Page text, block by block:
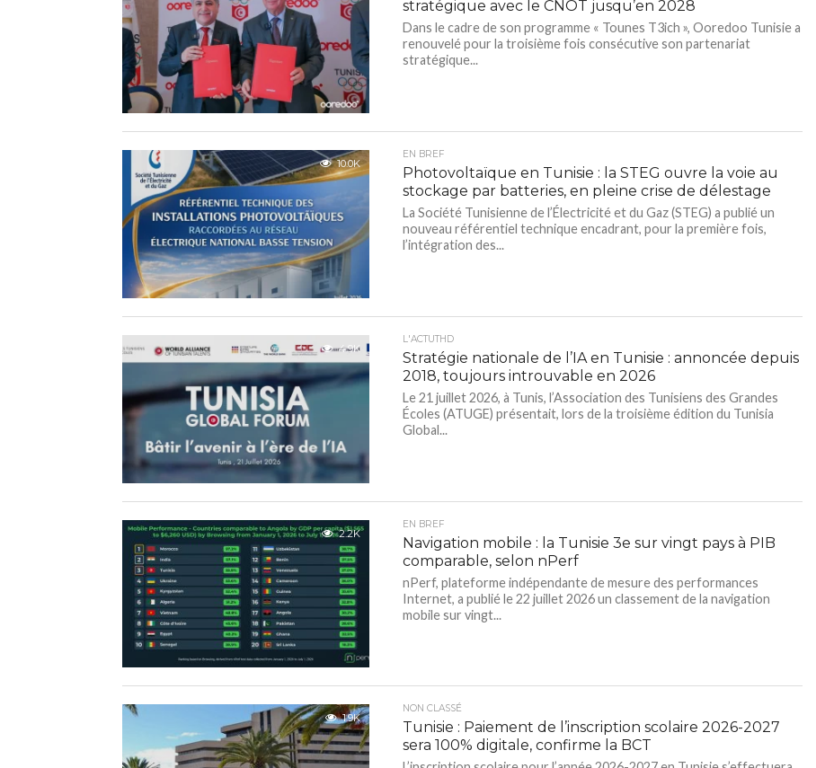
stratégique avec le CNOT jusqu’en 2028
Dans le cadre de son programme « Tounes T3ich », Ooredoo Tunisie a
renouvelé pour la troisième fois consécutive son partenariat
stratégique...
10.0K
EN BREF
Photovoltaïque en Tunisie : la STEG ouvre la voie au
stockage par batteries, en pleine crise de délestage
La Société Tunisienne de l’Électricité et du Gaz (STEG) a publié un
nouveau référentiel technique encadrant, pour la première fois,
l’intégration des...
4.9K
L'ACTUTHD
Stratégie nationale de l’IA en Tunisie : annoncée depuis
2018, toujours introuvable en 2026
Le 21 juillet 2026, à Tunis, l’Association des Tunisiens des Grandes
Écoles (ATUGE) présentait, lors de la troisième édition du Tunisia
Global...
2.2K
EN BREF
Navigation mobile : la Tunisie 3e sur vingt pays à PIB
comparable, selon nPerf
nPerf, plateforme indépendante de mesure des performances
Internet, a publié le 22 juillet 2026 un classement de la navigation
mobile sur vingt...
1.9K
NON CLASSÉ
Tunisie : Paiement de l’inscription scolaire 2026-2027
sera 100% digitale, confirme la BCT